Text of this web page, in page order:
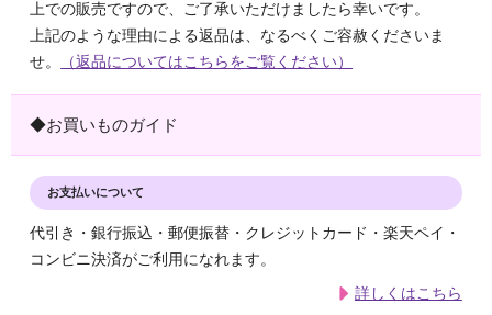
上での販売ですので、ご了承いただけましたら幸いです。
上記のような理由による返品は、なるべくご容赦くださいま
せ。
（返品についてはこちらをご覧ください）
◆お買いものガイド
お支払いについて
代引き・銀行振込・郵便振替・クレジットカード・楽天ペイ・
コンビニ決済がご利用になれます。
詳しくはこちら